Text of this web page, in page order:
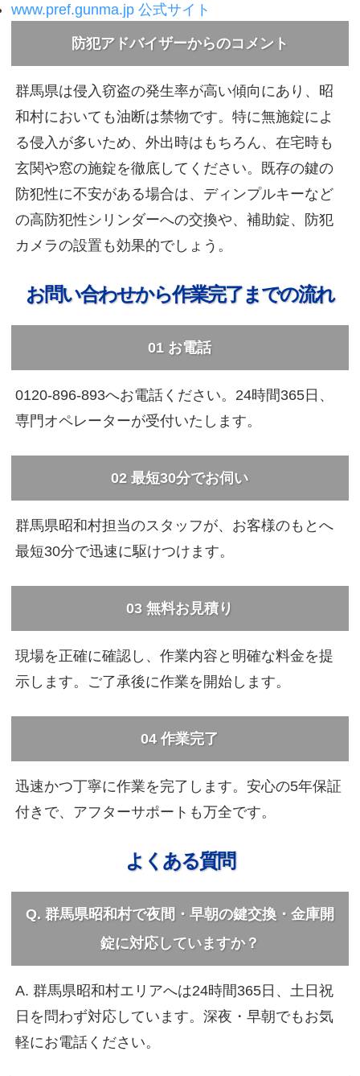
www.pref.gunma.jp 公式サイト
防犯アドバイザーからのコメント
群馬県は侵入窃盗の発生率が高い傾向にあり、昭
和村においても油断は禁物です。特に無施錠によ
る侵入が多いため、外出時はもちろん、在宅時も
玄関や窓の施錠を徹底してください。既存の鍵の
防犯性に不安がある場合は、ディンプルキーなど
の高防犯性シリンダーへの交換や、補助錠、防犯
カメラの設置も効果的でしょう。
お問い合わせから作業完了までの流れ
01 お電話
0120-896-893へお電話ください。24時間365日、
専門オペレーターが受付いたします。
02 最短30分でお伺い
群馬県昭和村担当のスタッフが、お客様のもとへ
最短30分で迅速に駆けつけます。
03 無料お見積り
現場を正確に確認し、作業内容と明確な料金を提
示します。ご了承後に作業を開始します。
04 作業完了
迅速かつ丁寧に作業を完了します。安心の5年保証
付きで、アフターサポートも万全です。
よくある質問
Q. 群馬県昭和村で夜間・早朝の鍵交換・金庫開
錠に対応していますか？
A. 群馬県昭和村エリアへは24時間365日、土日祝
日を問わず対応しています。深夜・早朝でもお気
軽にお電話ください。